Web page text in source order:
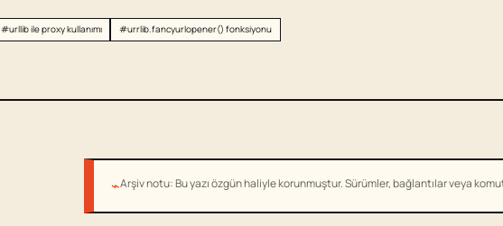
#urllib ile proxy kullanımı #urrlib.fancyurlopener() fonksiyonu
⌁Arşiv notu: Bu yazı özgün haliyle korunmuştur. Sürümler, bağlantılar veya